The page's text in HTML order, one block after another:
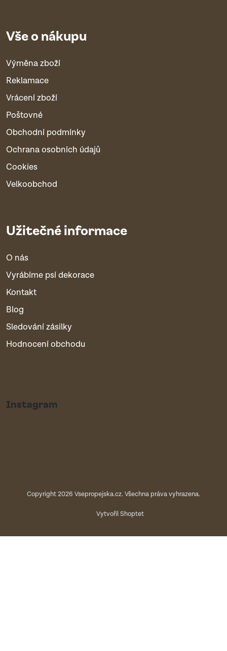
Vše o nákupu
Výměna zboží
Reklamace
Vrácení zboží
Poštovné
Obchodní podmínky
Ochrana osobních údajů
Cookies
Velkoobchod
Užitečné informace
O nás
Vyrábíme psí dekorace
Kontakt
Blog
Sledování zásilky
Hodnocení obchodu
Instagram
Vytvořil Shoptet
Copyright 2026 Vsepropejska.cz. Všechna práva vyhrazena.